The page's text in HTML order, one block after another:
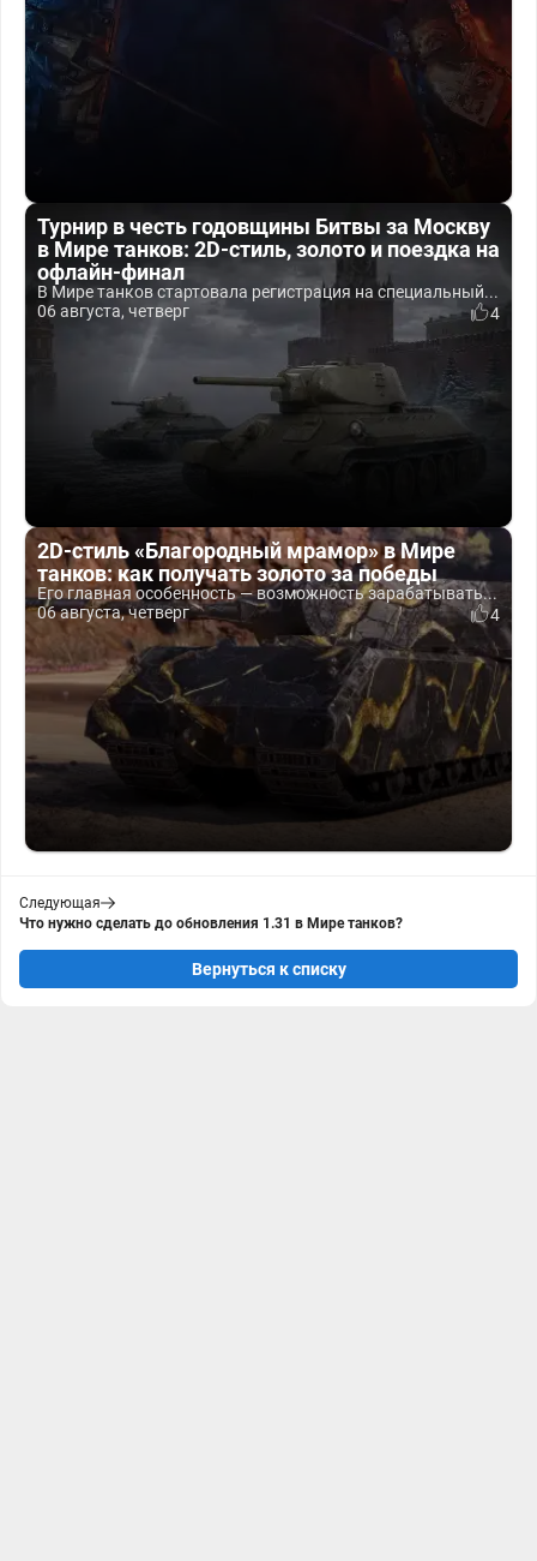
Турнир в честь годовщины Битвы за Москву
в Мире танков: 2D-стиль, золото и поездка на
офлайн-финал
В Мире танков стартовала регистрация на специальный...
06 августа, четверг
4
2D-стиль «Благородный мрамор» в Мире
танков: как получать золото за победы
Его главная особенность — возможность зарабатывать...
06 августа, четверг
4
Следующая
Что нужно сделать до обновления 1.31 в Мире танков?
Вернуться к списку